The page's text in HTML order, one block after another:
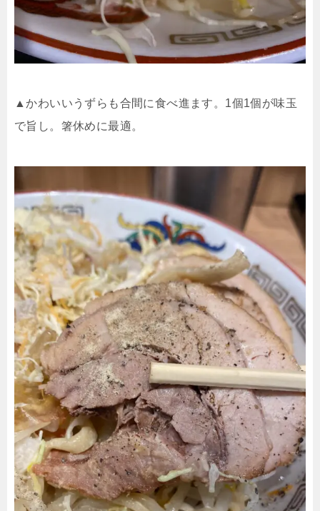
▲かわいいうずらも合間に食べ進ます。 1個 1個が味玉
で旨し。箸休めに最適。